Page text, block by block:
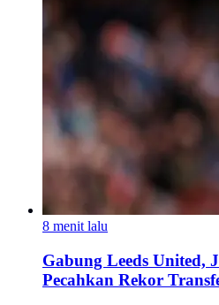
8 menit lalu
Gabung Leeds United,
Pecahkan Rekor